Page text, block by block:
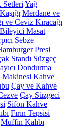
Setleri Yağ
Merdane ve
ve Ceviz Kıracağı
Masat
Sebze
Presi
Standı Süzgeç
Dondurma
Makinesi Kahve
Çay ve Kahve
Çay Süzgeci
Sifon Kahve
Fırın Tepsisi
Muffin Kalıbı